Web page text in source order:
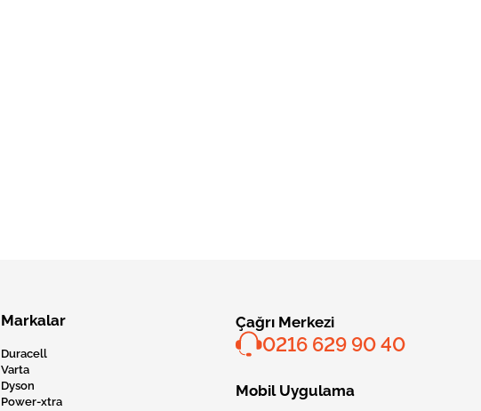
Markalar
Duracell
Varta
Dyson
Power-xtra
Çağrı Merkezi
0216 629 90 40
Mobil Uygulama